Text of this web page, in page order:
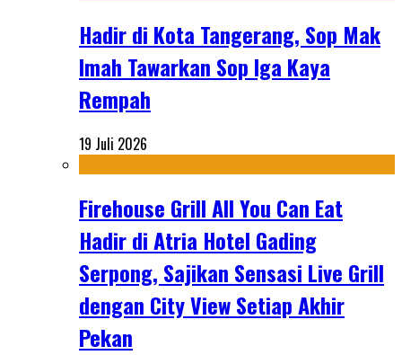
Hadir di Kota Tangerang, Sop Mak
Imah Tawarkan Sop Iga Kaya
Rempah
19 Juli 2026
Firehouse Grill All You Can Eat
Hadir di Atria Hotel Gading
Serpong, Sajikan Sensasi Live Grill
dengan City View Setiap Akhir
Pekan